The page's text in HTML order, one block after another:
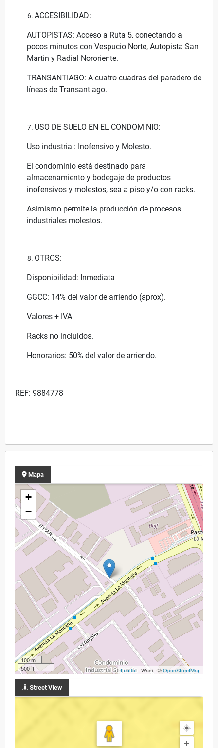
ACCESIBILIDAD:
AUTOPISTAS: Acceso a Ruta 5, conectando a
pocos minutos con Vespucio Norte, Autopista San
Martin y Radial Nororiente.
TRANSANTIAGO: A cuatro cuadras del paradero de
líneas de Transantiago.
USO DE SUELO EN EL CONDOMINIO:
Uso industrial: Inofensivo y Molesto.
El condominio está destinado para
almacenamiento y bodegaje de productos
inofensivos y molestos, sea a piso y/o con racks.
Asimismo permite la producción de procesos
industriales molestos.
OTROS:
Disponibilidad: Inmediata
GGCC: 14% del valor de arriendo (aprox).
Valores + IVA
Racks no incluidos.
Honorarios: 50% del valor de arriendo.
REF: 9884778
Mapa
+
−
100 m
500 ft
Leaflet | Wasi - ©OpenStreetMap
Street View